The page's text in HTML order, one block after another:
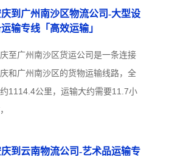
庆到广州南沙区物流公司-大型设
输专线「高效运输」
至广州南沙区货运公司是一条连接
和广州南沙区的货物运输线路，全
1114.4公里，运输大约需要11.7小
庆到云南物流公司-艺术品运输专